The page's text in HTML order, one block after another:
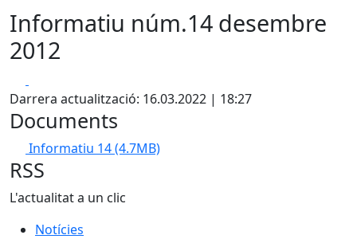
Informatiu núm.14 desembre
2012
Darrera actualització: 16.03.2022 | 18:27
Documents
Informatiu 14(4.7MB)
RSS
L'actualitat a un clic
Notícies